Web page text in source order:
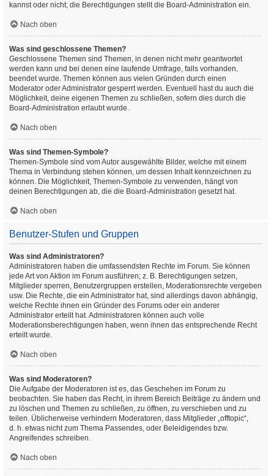
kannst oder nicht; die Berechtigungen stellt die Board-Administration ein.
Nach oben
Was sind geschlossene Themen?
Geschlossene Themen sind Themen, in denen nicht mehr geantwortet
werden kann und bei denen eine laufende Umfrage, falls vorhanden,
beendet wurde. Themen können aus vielen Gründen durch einen
Moderator oder Administrator gesperrt werden. Eventuell hast du auch die
Möglichkeit, deine eigenen Themen zu schließen, sofern dies durch die
Board-Administration erlaubt wurde.
Nach oben
Was sind Themen-Symbole?
Themen-Symbole sind vom Autor ausgewählte Bilder, welche mit einem
Thema in Verbindung stehen können, um dessen Inhalt kennzeichnen zu
können. Die Möglichkeit, Themen-Symbole zu verwenden, hängt von
deinen Berechtigungen ab, die die Board-Administration gesetzt hat.
Nach oben
Benutzer-Stufen und Gruppen
Was sind Administratoren?
Administratoren haben die umfassendsten Rechte im Forum. Sie können
jede Art von Aktion im Forum ausführen; z. B. Berechtigungen setzen,
Mitglieder sperren, Benutzergruppen erstellen, Moderationsrechte vergeben
usw. Die Rechte, die ein Administrator hat, sind allerdings davon abhängig,
welche Rechte ihnen ein Gründer des Forums oder ein anderer
Administrator erteilt hat. Administratoren können auch volle
Moderationsberechtigungen haben, wenn ihnen das entsprechende Recht
erteilt wurde.
Nach oben
Was sind Moderatoren?
Die Aufgabe der Moderatoren ist es, das Geschehen im Forum zu
beobachten. Sie haben das Recht, in ihrem Bereich Beiträge zu ändern und
zu löschen und Themen zu schließen, zu öffnen, zu verschieben und zu
teilen. Üblicherweise verhindern Moderatoren, dass Mitglieder „offtopic“,
d. h. etwas nicht zum Thema Passendes, oder Beleidigendes bzw.
Angreifendes schreiben.
Nach oben